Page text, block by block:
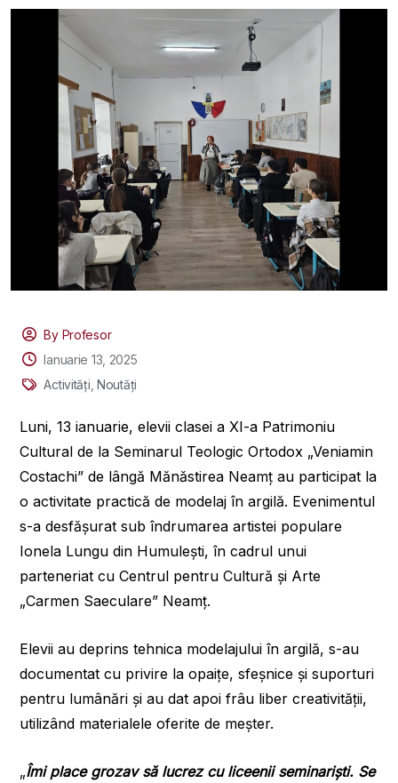
By Profesor
Ianuarie 13, 2025
Activități ,Noutăți
Luni, 13 ianuarie, elevii clasei a XI-a Patrimoniu
Cultural de la Seminarul Teologic Ortodox „Veniamin
Costachi” de lângă Mănăstirea Neamț au participat la
o activitate practică de modelaj în argilă. Evenimentul
s-a desfășurat sub îndrumarea artistei populare
Ionela Lungu din Humulești, în cadrul unui
parteneriat cu Centrul pentru Cultură și Arte
„Carmen Saeculare” Neamț.
Elevii au deprins tehnica modelajului în argilă, s-au
documentat cu privire la opaițe, sfeșnice și suporturi
pentru lumânări și au dat apoi frâu liber creativității,
utilizând materialele oferite de meșter.
„Îmi place grozav să lucrez cu liceenii seminariști. Se